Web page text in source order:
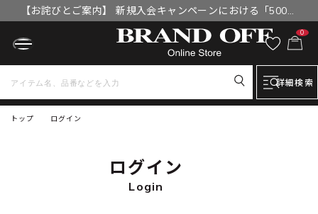
【お詫びとご案内】 新規入会キャンペーンにおける「500円
OFFクーポン」付与漏れと補填について
0
詳細検索
トップ ログイン
ログイン
Login